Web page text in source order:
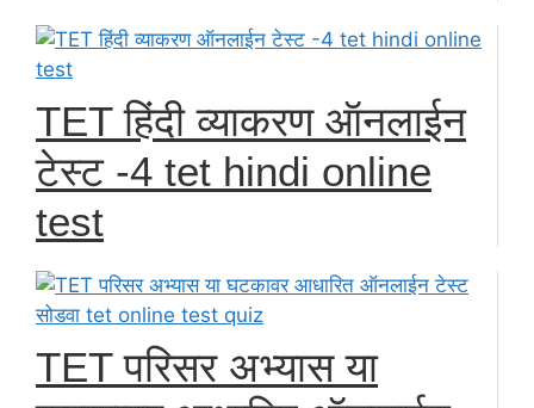
TET हिंदी व्याकरण ऑनलाईन
टेस्ट -4 tet hindi online
test
TET परिसर अभ्यास या